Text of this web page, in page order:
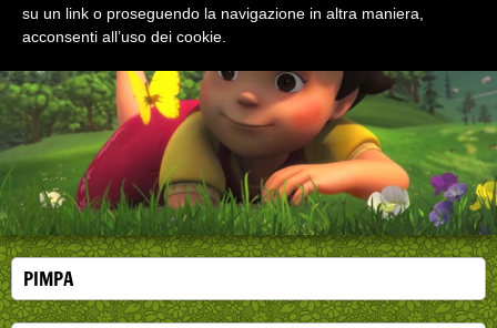
PIMPA
su un link o proseguendo la navigazione in altra maniera,
acconsenti all’uso dei cookie.